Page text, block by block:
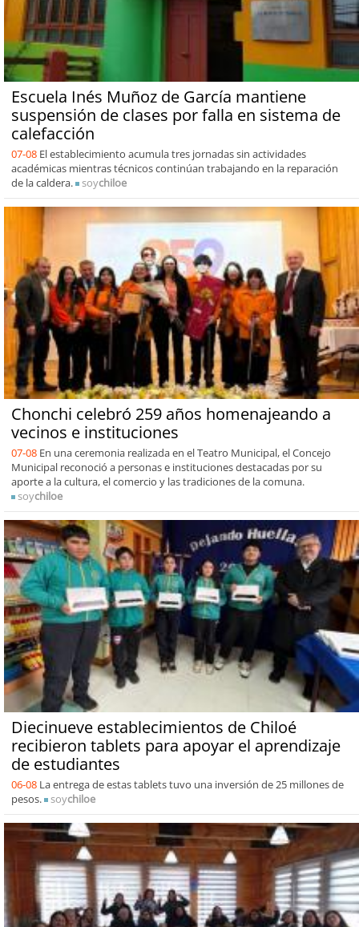
Escuela Inés Muñoz de García mantiene
suspensión de clases por falla en sistema de
calefacción
07-08 El establecimiento acumula tres jornadas sin actividades
académicas mientras técnicos continúan trabajando en la reparación
de la caldera.
soychiloe
Chonchi celebró 259 años homenajeando a
vecinos e instituciones
07-08 En una ceremonia realizada en el Teatro Municipal, el Concejo
Municipal reconoció a personas e instituciones destacadas por su
aporte a la cultura, el comercio y las tradiciones de la comuna.
soychiloe
Diecinueve establecimientos de Chiloé
recibieron tablets para apoyar el aprendizaje
de estudiantes
06-08 La entrega de estas tablets tuvo una inversión de 25 millones de
pesos.
soychiloe